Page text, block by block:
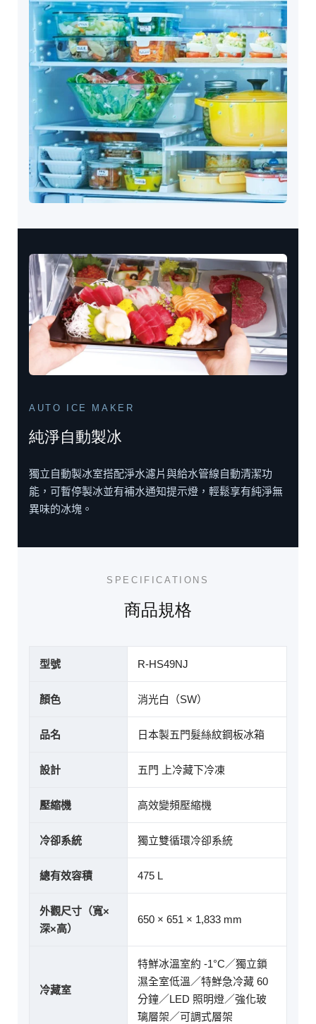
AUTO ICE MAKER
純淨自動製冰
獨立自動製冰室搭配淨水濾片與給水管線自動清潔功
能，可暫停製冰並有補水通知提示燈，輕鬆享有純淨無
異味的冰塊。
SPECIFICATIONS
商品規格
型號 R-HS49NJ
顏色 消光白（SW）
品名 日本製五門髮絲紋鋼板冰箱
設計 五門 上冷藏下冷凍
壓縮機 高效變頻壓縮機
冷卻系統 獨立雙循環冷卻系統
總有效容積 475 L
外觀尺寸（寬×
深×高）
650 × 651 × 1,833 mm
冷藏室
特鮮冰溫室約 -1°C／獨立鎖
濕全室低溫／特鮮急冷藏 60
分鐘／LED 照明燈／強化玻
璃層架／可調式層架